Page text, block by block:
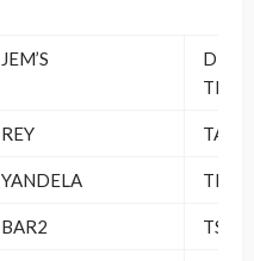
JEM’S
REY TA 06
YANDELA TLMJ
BAR2 TSMB